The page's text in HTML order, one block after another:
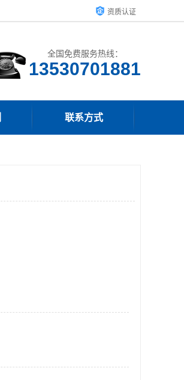
资质认证
全国免费服务热线：
联系方式